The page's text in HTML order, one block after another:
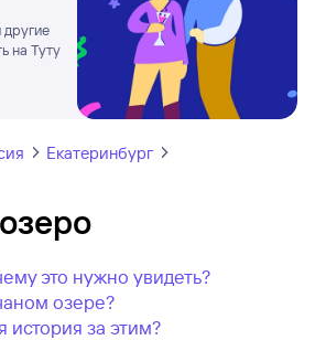
на Туту
Екатеринбург
это нужно увидеть?
озере?
история за этим?